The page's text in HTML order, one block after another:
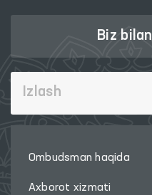
Biz
Ombudsman haqida
Axborot xizmati